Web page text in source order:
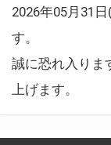
2026年05月31
す。
誠に恐れ入りま
上げます。